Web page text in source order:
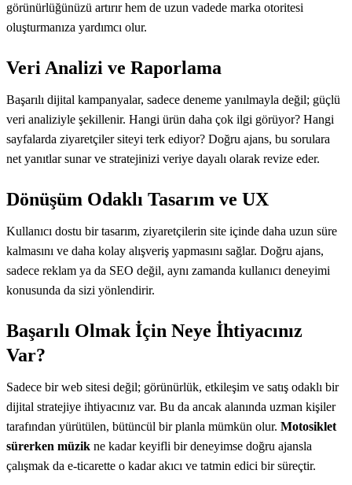
görünürlüğünüzü artırır hem de uzun vadede marka otoritesi
oluşturmanıza yardımcı olur.
Veri Analizi ve Raporlama
Başarılı dijital kampanyalar, sadece deneme yanılmayla değil; güçlü
veri analiziyle şekillenir. Hangi ürün daha çok ilgi görüyor? Hangi
sayfalarda ziyaretçiler siteyi terk ediyor? Doğru ajans, bu sorulara
net yanıtlar sunar ve stratejinizi veriye dayalı olarak revize eder.
Dönüşüm Odaklı Tasarım ve UX
Kullanıcı dostu bir tasarım, ziyaretçilerin site içinde daha uzun süre
kalmasını ve daha kolay alışveriş yapmasını sağlar. Doğru ajans,
sadece reklam ya da SEO değil, aynı zamanda kullanıcı deneyimi
konusunda da sizi yönlendirir.
Başarılı Olmak İçin Neye İhtiyacınız
Var?
Sadece bir web sitesi değil; görünürlük, etkileşim ve satış odaklı bir
dijital stratejiye ihtiyacınız var. Bu da ancak alanında uzman kişiler
tarafından yürütülen, bütüncül bir planla mümkün olur. Motosiklet
sürerken müzik ne kadar keyifli bir deneyimse doğru ajansla
çalışmak da e-ticarette o kadar akıcı ve tatmin edici bir süreçtir.